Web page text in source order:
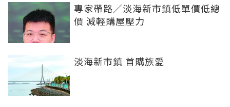
專家帶路／淡海新市鎮低單價低總
價 減輕購屋壓力
淡海新市鎮 首購族愛